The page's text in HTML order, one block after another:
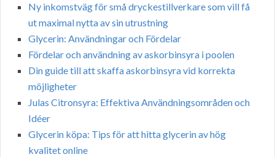
Ny inkomstväg för små dryckestillverkare som vill få
ut maximal nytta av sin utrustning
Glycerin: Användningar och Fördelar
Fördelar och användning av askorbinsyra i poolen
Din guide till att skaffa askorbinsyra vid korrekta
möjligheter
Julas Citronsyra: Effektiva Användningsområden och
Idéer
Glycerin köpa: Tips för att hitta glycerin av hög
kvalitet online